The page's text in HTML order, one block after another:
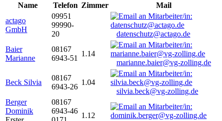
Name
Telefon Zimmer
Mail
actago
GmbH
09951
99990-
20
datenschutz@actago.de
Baier
Marianne
08167
6943-51
1.14
marianne.baier@vg-zolling.de
Beck Silvia
08167
6943-26
1.04
silvia.beck@vg-zolling.de
Berger
Dominik
08167
6943-46
1.12